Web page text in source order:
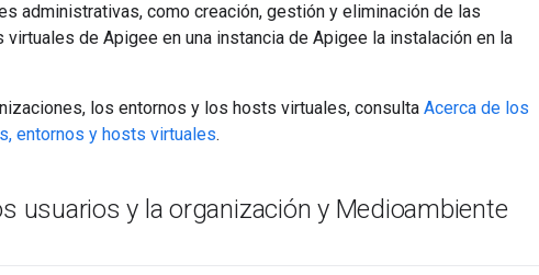
administrativas, como creación, gestión y eliminación de las
de Apigee en una instancia de Apigee la instalación en la
los entornos y los hosts virtuales, consulta Acerca de los
entornos y hosts virtuales.
usuarios y la organización y Medioambiente